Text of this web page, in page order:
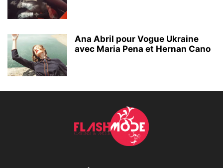
Ana Abril pour Vogue Ukraine
avec Maria Pena et Hernan Cano